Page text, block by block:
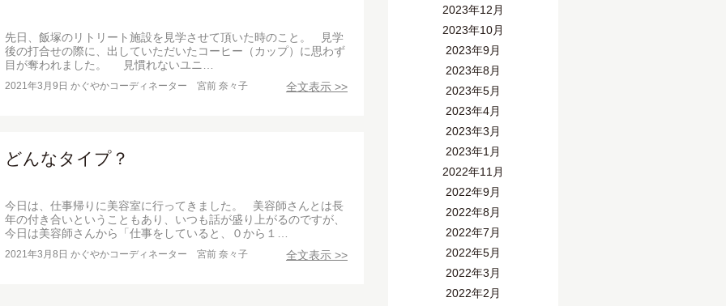
先日、飯塚のリトリート施設を見学させて頂いた時のこと。 見学
後の打合せの際に、出していただいたコーヒー（カップ）に思わず
目が奪われました。 見慣れないユニ…
2021年3月9日 かぐやかコーディネーター 宮前 奈々子 全文表示 >>
どんなタイプ？
今日は、仕事帰りに美容室に行ってきました。 美容師さんとは長
年の付き合いということもあり、いつも話が盛り上がるのですが、
今日は美容師さんから「仕事をしていると、０から１…
2021年3月8日 かぐやかコーディネーター 宮前 奈々子 全文表示 >>
2023年12月
2023年10月
2023年9月
2023年8月
2023年5月
2023年4月
2023年3月
2023年1月
2022年11月
2022年9月
2022年8月
2022年7月
2022年5月
2022年3月
2022年2月